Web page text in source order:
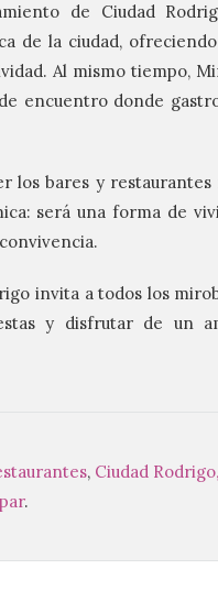
de Ciudad
de la ciudad,
Al mismo tiempo,
encuentro donde
los bares y
será una forma de
invita a todos los
y disfrutar de un
, Ciudad
.